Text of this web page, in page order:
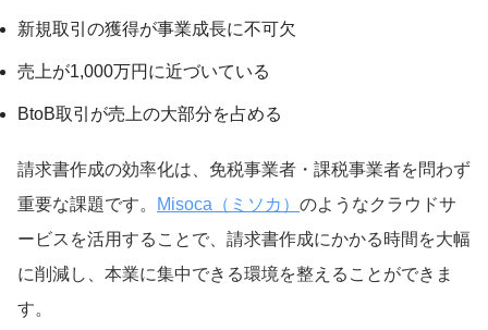
新規取引の獲得が事業成長に不可欠
売上が1,000万円に近づいている
BtoB取引が売上の大部分を占める
請求書作成の効率化は、免税事業者・課税事業者を問わず
重要な課題です。
Misoca（ミソカ） のようなクラウドサ
ービスを活用することで、請求書作成にかかる時間を大幅
に削減し、本業に集中できる環境を整えることができま
す。